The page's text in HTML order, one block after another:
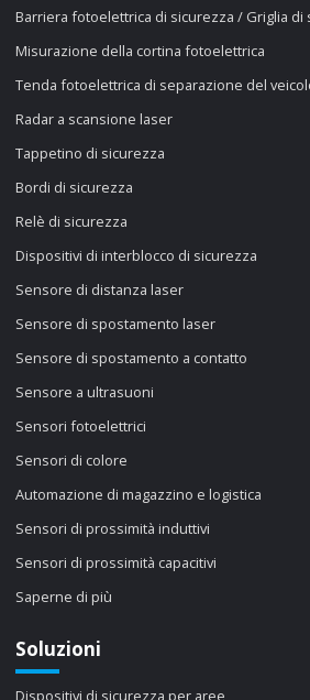
Barriera fotoelettrica di sicurezza / Griglia di
Misurazione della cortina fotoelettrica
Tenda fotoelettrica di separazione del
Radar a scansione laser
Tappetino di sicurezza
Bordi di sicurezza
Relè di sicurezza
Dispositivi di interblocco di sicurezza
Sensore di distanza laser
Sensore di spostamento laser
Sensore di spostamento a contatto
Sensore a ultrasuoni
Sensori fotoelettrici
Sensori di colore
Automazione di magazzino e logistica
Sensori di prossimità induttivi
Sensori di prossimità capacitivi
Saperne di più
Soluzioni
Dispositivi di sicurezza per aree